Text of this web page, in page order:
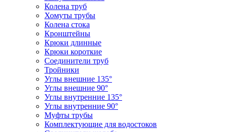
Колена труб
Хомуты трубы
Колена стока
Кронштейны
Крюки длинные
Крюки короткие
Соединители труб
Тройники
Углы внешние 135°
Углы внешние 90°
Углы внутренние 135°
Углы внутренние 90°
Муфты трубы
Комплектующие для водостоков